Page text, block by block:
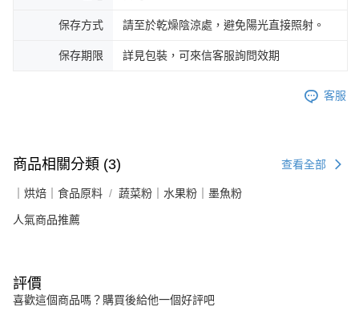
保存方式 請至於乾燥陰涼處，避免陽光直接照射。
保存期限 詳見包裝，可來信客服詢問效期
客服
商品相關分類 (3) 查看全部
｜烘焙｜食品原料 蔬菜粉｜水果粉｜墨魚粉
人氣商品推薦
評價
喜歡這個商品嗎？購買後給他一個好評吧